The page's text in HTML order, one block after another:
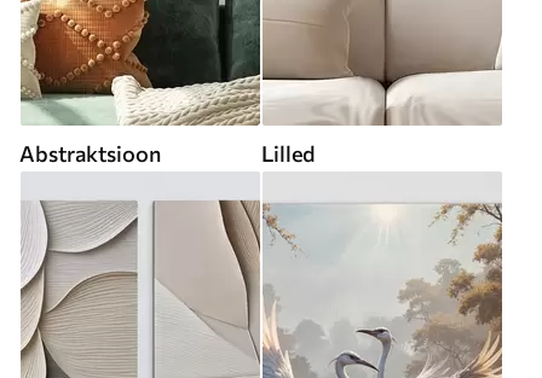
Abstraktsioon Lilled